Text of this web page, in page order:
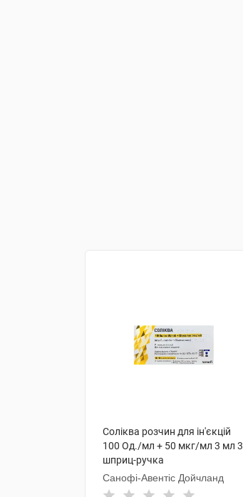
Соліква розчин для ін'єкцій
100 Од./мл + 50 мкг/мл 3 мл 3
шприц-ручка
Санофі-Авентіс Дойчланд